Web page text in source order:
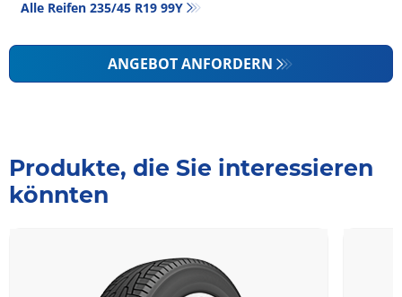
Alle Reifen‎ 235/45 R19 99Y
ANGEBOT ANFORDERN
Produkte, die Sie interessieren
könnten